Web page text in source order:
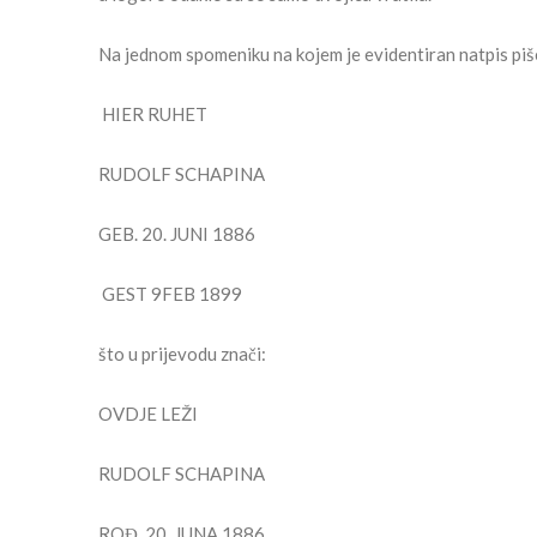
Na jednom spomeniku na kojem je evidentiran natpis
HIER RUHET
RUDOLF SCHAPINA
GEB. 20. JUNI 1886
GEST 9FEB 1899
što u prijevodu znači:
OVDJE LEŽI
RUDOLF SCHAPINA